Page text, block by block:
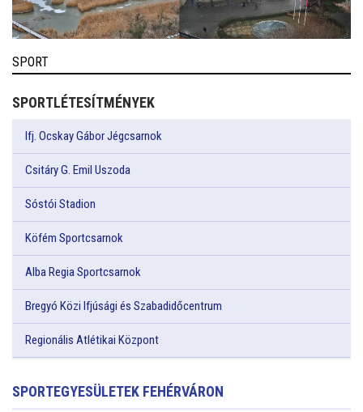
SPORT
SPORTLÉTESÍTMÉNYEK
Ifj. Ocskay Gábor Jégcsarnok
Csitáry G. Emil Uszoda
Sóstói Stadion
Köfém Sportcsarnok
Alba Regia Sportcsarnok
Bregyó Közi Ifjúsági és Szabadidőcentrum
Regionális Atlétikai Központ
SPORTEGYESÜLETEK FEHÉRVÁRON